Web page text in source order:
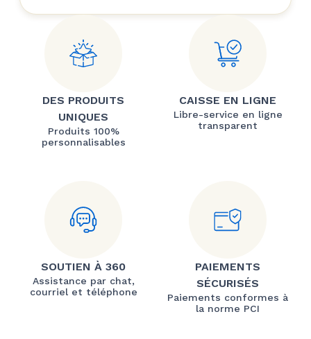
DES PRODUITS
UNIQUES
Produits 100%
personnalisables
CAISSE EN LIGNE
Libre-service en ligne
transparent
SOUTIEN À 360
Assistance par chat,
courriel et téléphone
PAIEMENTS
SÉCURISÉS
Paiements conformes à
la norme PCI